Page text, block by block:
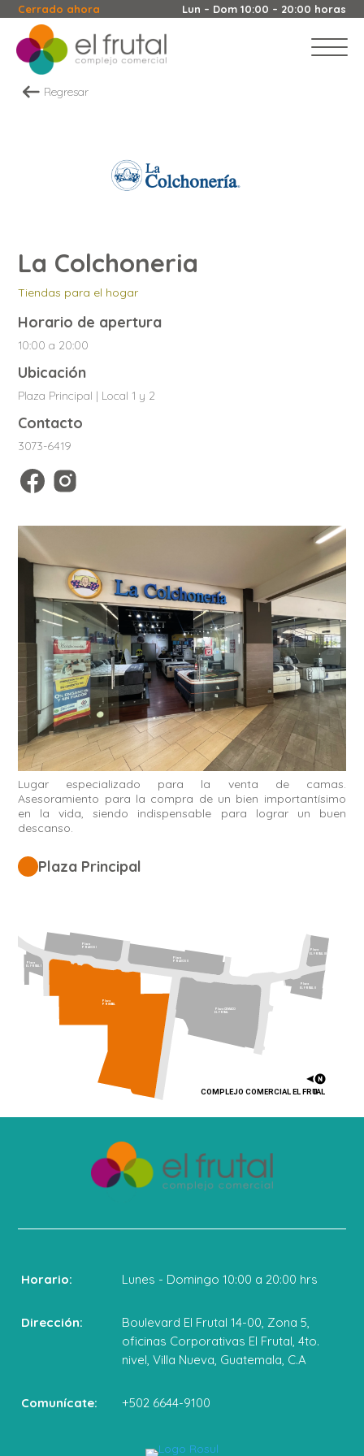
Cerrado ahora Lun – Dom 10:00 – 20:00 horas
Regresar
La Colchoneria
Tiendas para el hogar
Horario de apertura
10:00 a 20:00
Ubicación
Plaza Principal | Local 1 y 2
Contacto
3073-6419
Lugar especializado para la venta de camas.
Asesoramiento para la compra de un bien importantísimo
en la vida, siendo indispensable para lograr un buen
descanso.
Plaza Principal
Horario: Lunes - Domingo 10:00 a 20:00 hrs
Dirección:
Boulevard El Frutal 14-00, Zona 5,
oficinas Corporativas El Frutal, 4to.
nivel, Villa Nueva, Guatemala, C.A
Comunícate: +502 6644-9100